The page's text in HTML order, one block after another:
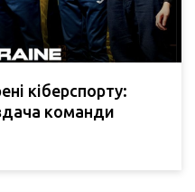
кіберспорту:
команди